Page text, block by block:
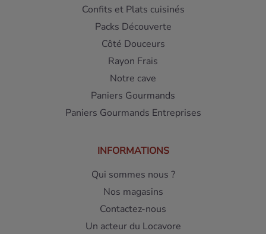
Confits et Plats cuisinés
Packs Découverte
Côté Douceurs
Rayon Frais
Notre cave
Paniers Gourmands
Paniers Gourmands Entreprises
INFORMATIONS
Qui sommes nous ?
Nos magasins
Contactez-nous
Un acteur du Locavore